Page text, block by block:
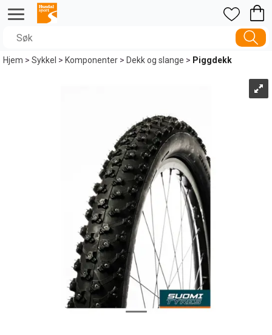
Hjem>Sykkel >Komponenter>Dekk og slange> Piggdekk